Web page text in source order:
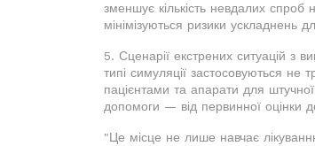
зменшує кількість невдалих спроб
мінімізуються ризики ускладнень
5. Сценарії екстрених ситуацій
типі симуляції застосовуються не
пацієнтами та апарати для
допомоги — від первинної оцінки до
"Це місце не лише навчає